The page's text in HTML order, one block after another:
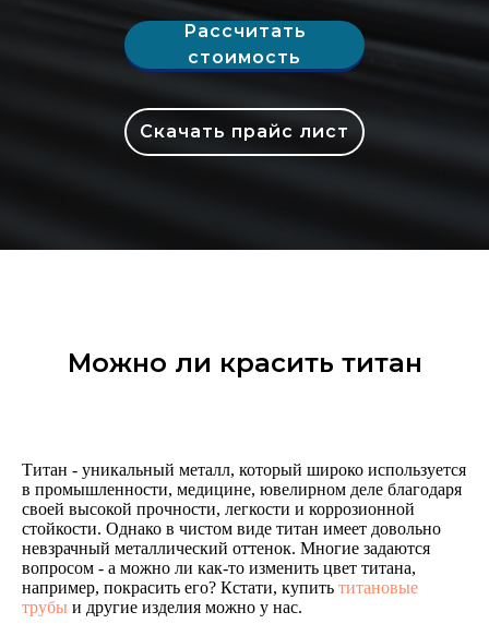
Рассчитать
стоимость
Скачать прайс лист
Можно ли красить титан
Титан - уникальный металл, который широко используется
в промышленности, медицине, ювелирном деле благодаря
своей высокой прочности, легкости и коррозионной
стойкости. Однако в чистом виде титан имеет довольно
невзрачный металлический оттенок. Многие задаются
вопросом - а можно ли как-то изменить цвет титана,
например, покрасить его? Кстати, купить титановые
трубы и другие изделия можно у нас.